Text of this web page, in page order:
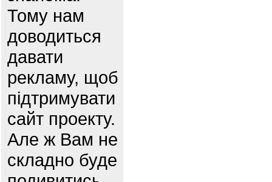
Тому нам
доводиться
давати
рекламу, щоб
підтримувати
сайт проекту.
Але ж Вам не
складно буде